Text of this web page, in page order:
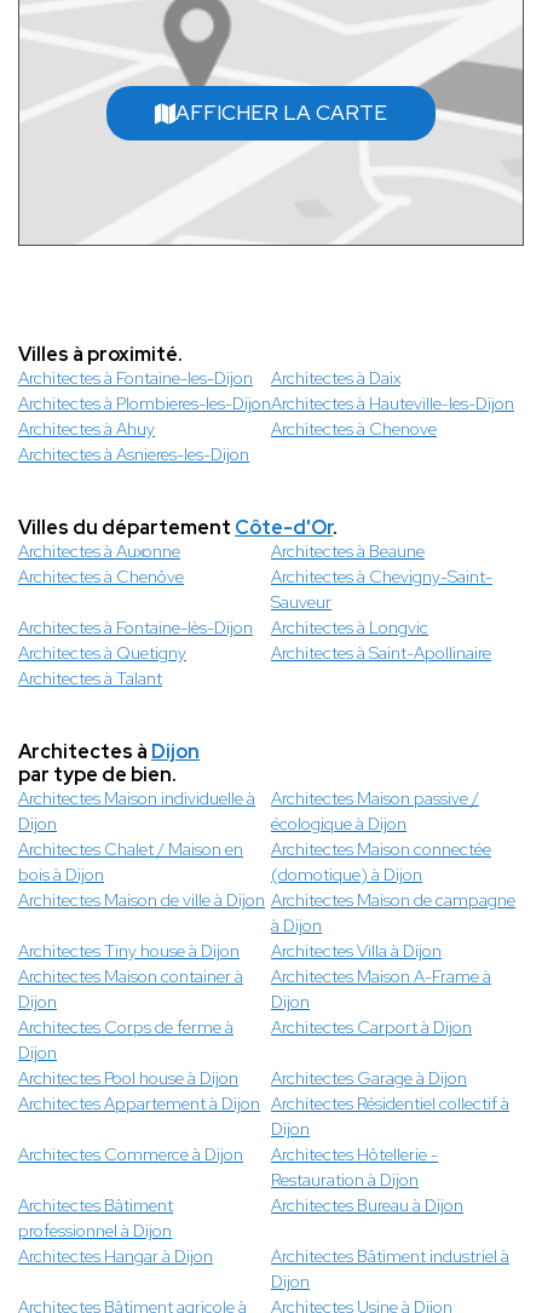
AFFICHER LA CARTE
Villes à proximité.
Architectes à Fontaine-les-Dijon
Architectes à Daix
Architectes à Plombieres-les-DijonArchitectes à Hauteville-les-Dijon
Architectes à Ahuy
Architectes à Chenove
Architectes à Asnieres-les-Dijon
Villes du département Côte-d'Or.
Architectes à Auxonne
Architectes à Beaune
Architectes à Chenôve
Architectes à Chevigny-Saint-
Sauveur
Architectes à Fontaine-lès-Dijon
Architectes à Longvic
Architectes à Quetigny
Architectes à Saint-Apollinaire
Architectes à Talant
Architectes à Dijon
par type de bien.
Architectes Maison individuelle à
Dijon
Architectes Maison passive /
écologique à Dijon
Architectes Chalet / Maison en
bois à Dijon
Architectes Maison connectée
(domotique) à Dijon
Architectes Maison de ville à Dijon Architectes Maison de campagne
à Dijon
Architectes Tiny house à Dijon
Architectes Villa à Dijon
Architectes Maison container à
Dijon
Architectes Maison A-Frame à
Dijon
Architectes Corps de ferme à
Dijon
Architectes Carport à Dijon
Architectes Pool house à Dijon
Architectes Garage à Dijon
Architectes Appartement à Dijon Architectes Résidentiel collectif à
Dijon
Architectes Commerce à Dijon
Architectes Hôtellerie -
Restauration à Dijon
Architectes Bâtiment
professionnel à Dijon
Architectes Bureau à Dijon
Architectes Hangar à Dijon
Architectes Bâtiment industriel à
Dijon
Architectes Bâtiment agricole à
Architectes Usine à Dijon